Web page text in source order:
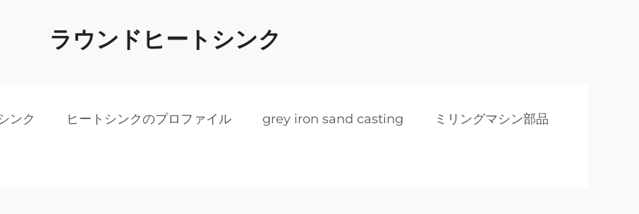
ラウンドヒートシンク
ンク ヒートシンクのプロファイル grey iron sand casting ミリングマシン部品